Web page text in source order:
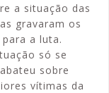
a situação das
gravaram os
a luta.
só se
sobre
vítimas da